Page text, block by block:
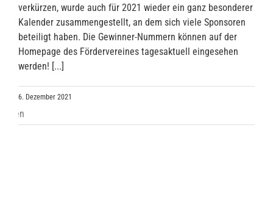
verkürzen, wurde auch für 2021 wieder ein ganz besonderer
Kalender zusammengestellt, an dem sich viele Sponsoren
beteiligt haben. Die Gewinner-Nummern können auf der
Homepage des Fördervereines tagesaktuell eingesehen
werden! [...]
6. Dezember 2021